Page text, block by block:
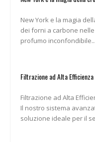
New York e la magia
dei forni a carbone
profumo inconfondibile...
Filtrazione ad Alta
Filtrazione ad Alta
Il nostro sistema
soluzione ideale per il